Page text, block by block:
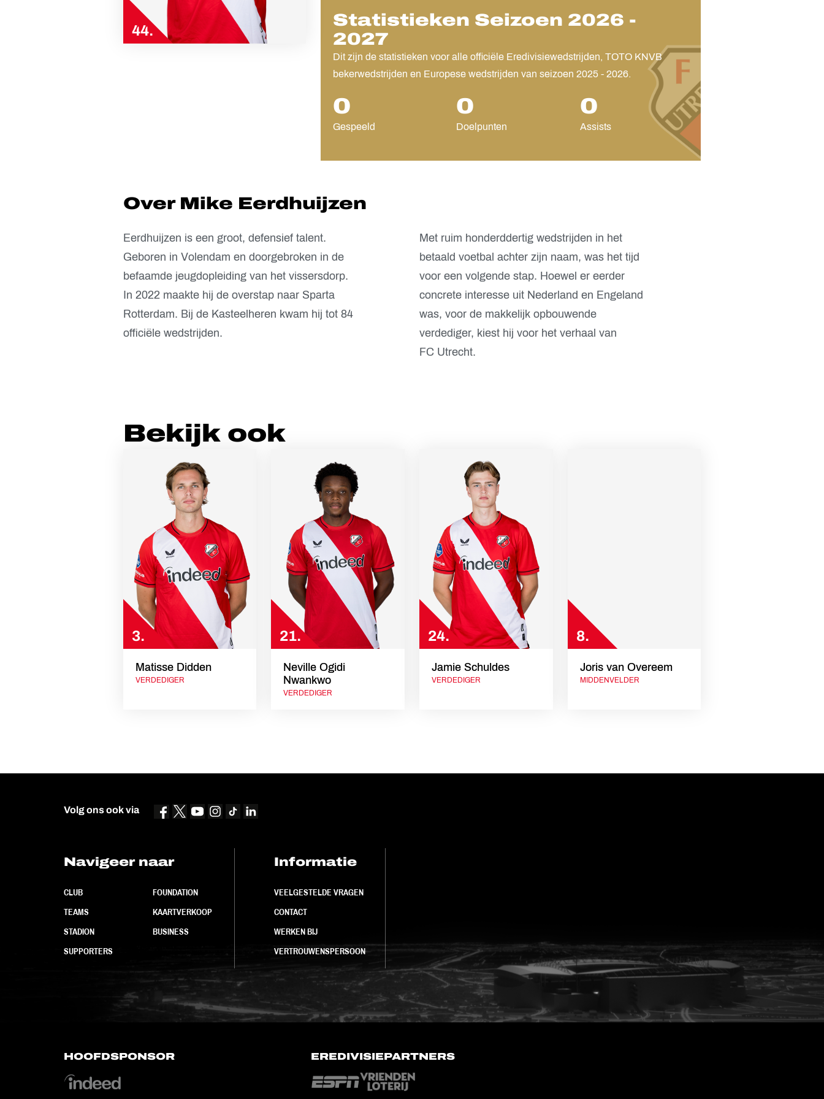
44.
Statistieken Seizoen 2026 -
2027
Dit zijn de statistieken voor alle officiële Eredivisiewedstrijden, TOTO KNVB
bekerwedstrijden en Europese wedstrijden van seizoen 2025 - 2026.
0
Gespeeld
0
Doelpunten
0
Assists
Over Mike Eerdhuijzen
Eerdhuijzen is een groot, defensief talent.
Geboren in Volendam en doorgebroken in de
befaamde jeugdopleiding van het vissersdorp.
In 2022 maakte hij de overstap naar Sparta
Rotterdam. Bij de Kasteelheren kwam hij tot 84
officiële wedstrijden.
Met ruim honderddertig wedstrijden in het
betaald voetbal achter zijn naam, was het tijd
voor een volgende stap. Hoewel er eerder
concrete interesse uit Nederland en Engeland
was, voor de makkelijk opbouwende
verdediger, kiest hij voor het verhaal van
FC Utrecht.
Bekijk ook
3.
Matisse Didden
VERDEDIGER
21.
Neville Ogidi
Nwankwo
VERDEDIGER
24.
Jamie Schuldes
VERDEDIGER
8.
Joris van Overeem
MIDDENVELDER
Volg ons ook via
Navigeer naar
CLUB
TEAMS
STADION
SUPPORTERS
FOUNDATION
KAARTVERKOOP
BUSINESS
Informatie
VEELGESTELDE VRAGEN
CONTACT
WERKEN BIJ
VERTROUWENSPERSOON
HOOFDSPONSOR EREDIVISIEPARTNERS